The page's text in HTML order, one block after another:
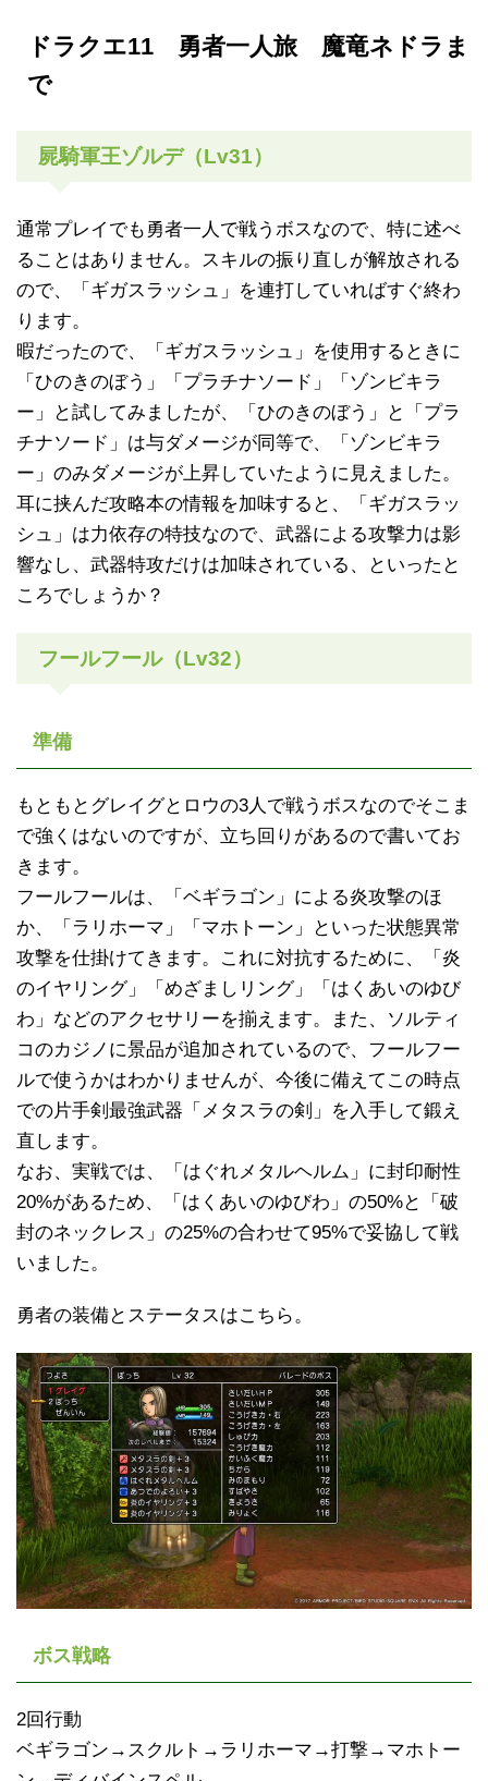
ドラクエ11 勇者一人旅 魔竜ネドラま
で
屍騎軍王ゾルデ（Lv31）
通常プレイでも勇者一人で戦うボスなので、特に述べ
ることはありません。スキルの振り直しが解放される
ので、「ギガスラッシュ」を連打していればすぐ終わ
ります。
暇だったので、「ギガスラッシュ」を使用するときに
「ひのきのぼう」「プラチナソード」「ゾンビキラ
ー」と試してみましたが、「ひのきのぼう」と「プラ
チナソード」は与ダメージが同等で、「ゾンビキラ
ー」のみダメージが上昇していたように見えました。
耳に挟んだ攻略本の情報を加味すると、「ギガスラッ
シュ」は力依存の特技なので、武器による攻撃力は影
響なし、武器特攻だけは加味されている、といったと
ころでしょうか？
フールフール（Lv32）
準備
もともとグレイグとロウの3人で戦うボスなのでそこま
で強くはないのですが、立ち回りがあるので書いてお
きます。
フールフールは、「ベギラゴン」による炎攻撃のほ
か、「ラリホーマ」「マホトーン」といった状態異常
攻撃を仕掛けてきます。これに対抗するために、「炎
のイヤリング」「めざましリング」「はくあいのゆび
わ」などのアクセサリーを揃えます。また、ソルティ
コのカジノに景品が追加されているので、フールフー
ルで使うかはわかりませんが、今後に備えてこの時点
での片手剣最強武器「メタスラの剣」を入手して鍛え
直します。
なお、実戦では、「はぐれメタルヘルム」に封印耐性
20%があるため、「はくあいのゆびわ」の50%と「破
封のネックレス」の25%の合わせて95%で妥協して戦
いました。
勇者の装備とステータスはこちら。
ボス戦略
2回行動
ベギラゴン→スクルト→ラリホーマ→打撃→マホトー